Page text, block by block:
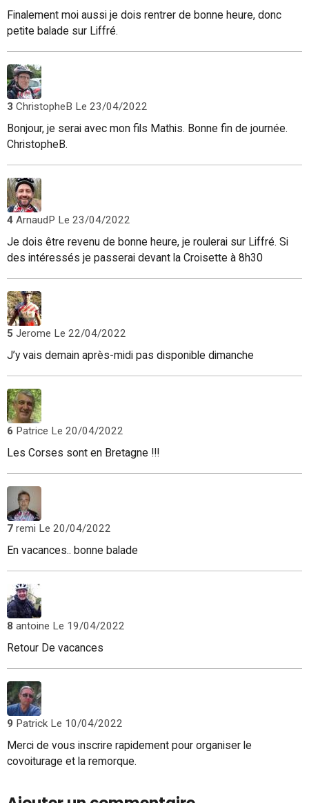
Finalement moi aussi je dois rentrer de bonne heure, donc
petite balade sur Liffré.
3 ChristopheB Le 23/04/2022
Bonjour, je serai avec mon fils Mathis. Bonne fin de journée.
ChristopheB.
4 ArnaudP Le 23/04/2022
Je dois être revenu de bonne heure, je roulerai sur Liffré. Si
des intéressés je passerai devant la Croisette à 8h30
5 Jerome Le 22/04/2022
J’y vais demain après-midi pas disponible dimanche
6 Patrice Le 20/04/2022
Les Corses sont en Bretagne !!!
7 remi Le 20/04/2022
En vacances.. bonne balade
8 antoine Le 19/04/2022
Retour De vacances
9 Patrick Le 10/04/2022
Merci de vous inscrire rapidement pour organiser le
covoiturage et la remorque.